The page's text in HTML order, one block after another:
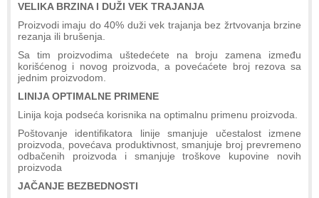
VELIKA BRZINA I DUŽI VEK TRAJANJA
Proizvodi imaju do 40% duži vek trajanja bez žrtvovanja brzine
rezanja ili brušenja.
Sa tim proizvodima uštedećete na broju zamena između
korišćenog i novog proizvoda, a povećaćete broj rezova sa
jednim proizvodom.
LINIJA OPTIMALNE PRIMENE
Linija koja podseća korisnika na optimalnu primenu proizvoda.
Poštovanje identifikatora linije smanjuje učestalost izmene
proizvoda, povećava produktivnost, smanjuje broj prevremeno
odbačenih proizvoda i smanjuje troškove kupovine novih
proizvoda
JAČANJE BEZBEDNOSTI